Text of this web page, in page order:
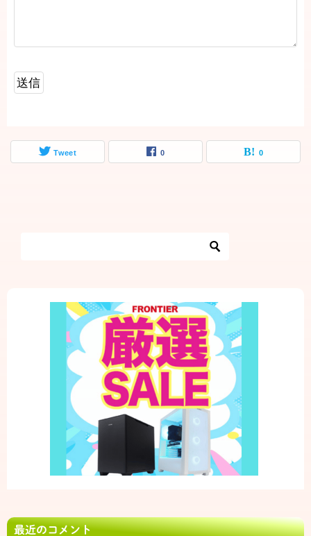
Tweet 0 0
最近のコメント